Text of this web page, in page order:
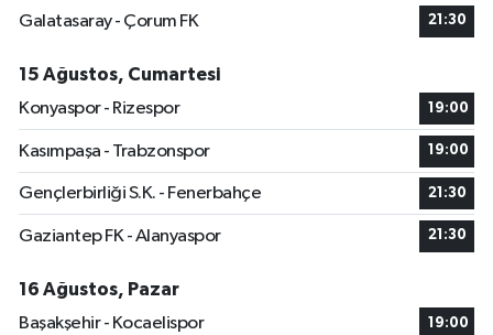
Galatasaray - Çorum FK
21:30
15 Ağustos, Cumartesi
Konyaspor - Rizespor
19:00
Kasımpaşa - Trabzonspor 19:00
Gençlerbirliği S.K. - Fenerbahçe 21:30
Gaziantep FK - Alanyaspor 21:30
16 Ağustos, Pazar
Başakşehir - Kocaelispor
19:00